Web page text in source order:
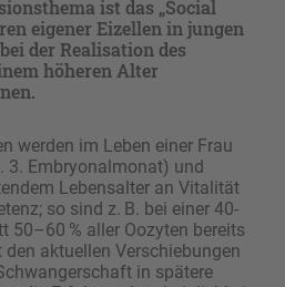
ist das „Social
eigener Eizellen in jungen
der Realisation des
höheren Alter
werden im Leben einer Frau
3. Embryonalmonat) und
Lebensalter an Vitalität
so sind z. B. bei einer 40-
50–60 % aller Oozyten bereits
aktuellen Verschiebungen
in spätere